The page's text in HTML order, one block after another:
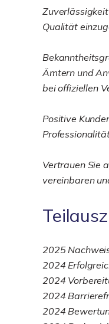
Qualität
Ämtern und
bei offiziellen
Positive
Vertrauen Sie
vereinbaren
2025
2024
2024
2024
2024